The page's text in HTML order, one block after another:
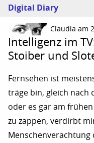
Digital Diary
Claudia am
Intelligenz im
Stoiber und
Fernsehen ist
träge bin, gleich nach
oder es gar am
zu zappen, verdirbt